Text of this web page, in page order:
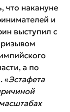
что накануне
и
выступил с
а по
«Эстафета